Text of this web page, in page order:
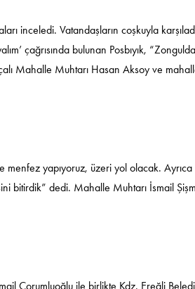
inceledi. Vatandaşların coşkuyla
çağrısında bulunan Posbıyık,
Mahalle Muhtarı Hasan Aksoy ve
menfez yapıyoruz, üzeri yol olacak.
bitirdik” dedi. Mahalle Muhtarı İsmail
Çorumluoğlu ile birlikte Kdz. Ereğli